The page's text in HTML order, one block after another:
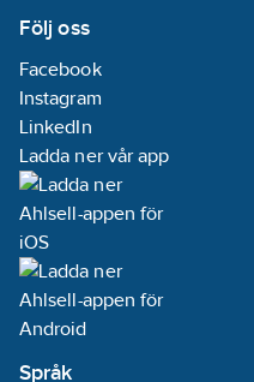
Följ oss
Facebook
Instagram
LinkedIn
Ladda ner vår app
Språk